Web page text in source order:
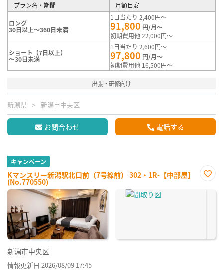
プラン名・期間 月額目安
ロング
30日以上～360日未満
1日当たり 2,400円～
91,800 円/月～
初期費用他 22,000円～
ショート【7日以上】
～30日未満
1日当たり 2,600円～
97,800 円/月～
初期費用他 16,500円～
出張・研修向け
新潟県 新潟市中央区
お問合わせ 電話する
キャンペーン
Kマンスリー新潟駅北口前（7号線前） 302・1R-【中部屋】
(No.770550)
に入
新潟市中央区
情報更新日 2026/08/09 17:45